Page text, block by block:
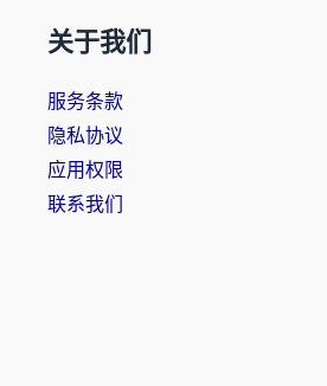
关于我们
服务条款
隐私协议
应用权限
联系我们